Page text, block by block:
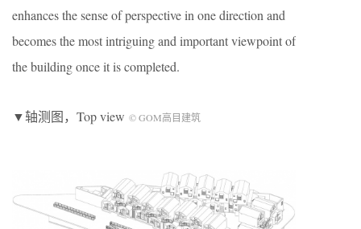
enhances the sense of perspective in one direction and
becomes the most intriguing and important viewpoint of
the building once it is completed.
▼轴测图，Top view © GOM高目建筑